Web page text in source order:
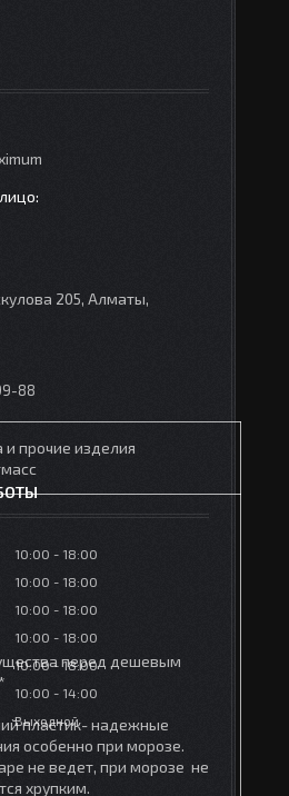
прочие изделия
перед дешевым
пластик- надежные
особенно при морозе.
не ведет, при морозе не
хрупким.
205, Алматы,
88
10:00
18:00
10:00
18:00
10:00
18:00
10:00
18:00
10:00
18:00
10:00
14:00
Выходной